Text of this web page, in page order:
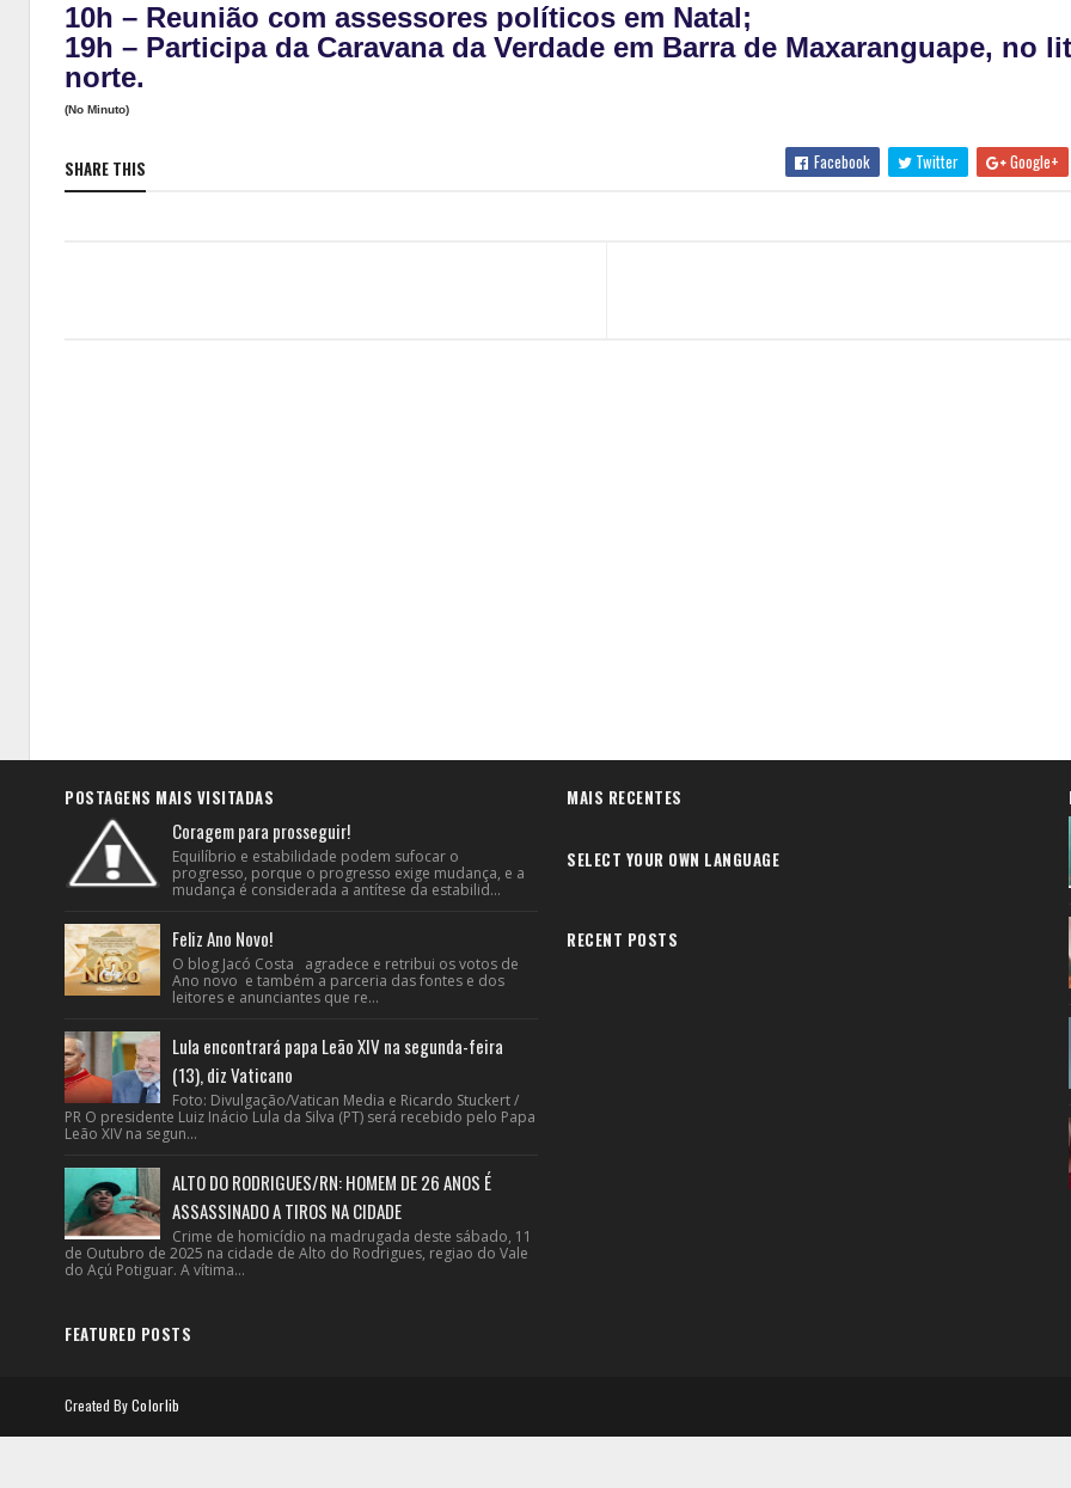
10h – Reunião com assessores políticos em Natal;
19h – Participa da Caravana da Verdade em Barra de Maxaranguape, no
norte.
(No Minuto)
SHARE THIS Facebook Twitter Google+
POSTAGENS MAIS VISITADAS
Coragem para prosseguir!
Equilíbrio e estabilidade podem sufocar o
progresso, porque o progresso exige mudança, e a
mudança é considerada a antítese da estabilid...
Feliz Ano Novo!
O blog Jacó Costa agradece e retribui os votos de
Ano novo e também a parceria das fontes e dos
leitores e anunciantes que re...
Lula encontrará papa Leão XIV na segunda-feira
(13), diz Vaticano
Foto: Divulgação/Vatican Media e Ricardo Stuckert /
PR O presidente Luiz Inácio Lula da Silva (PT) será recebido pelo Papa
Leão XIV na segun...
ALTO DO RODRIGUES/RN: HOMEM DE 26 ANOS É
ASSASSINADO A TIROS NA CIDADE
Crime de homicídio na madrugada deste sábado, 11
de Outubro de 2025 na cidade de Alto do Rodrigues, regiao do Vale
do Açú Potiguar. A vítima...
FEATURED POSTS
MAIS RECENTES
SELECT YOUR OWN LANGUAGE
RECENT POSTS
Created ByColorlib